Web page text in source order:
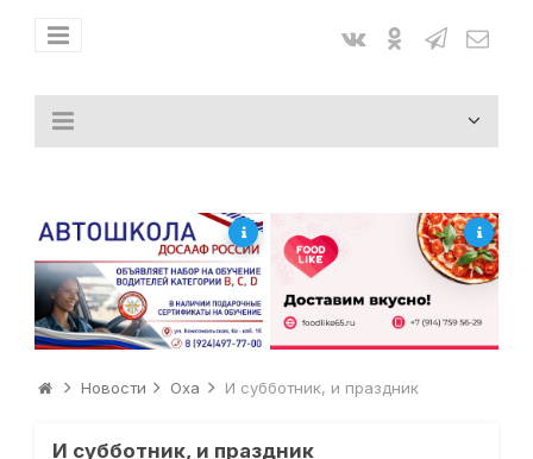
Новости Оха И субботник, и праздник
И субботник, и праздник